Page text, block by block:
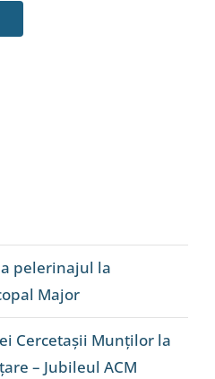
pelerinajul la
Major
Cercetașii Munților la
– Jubileul ACM